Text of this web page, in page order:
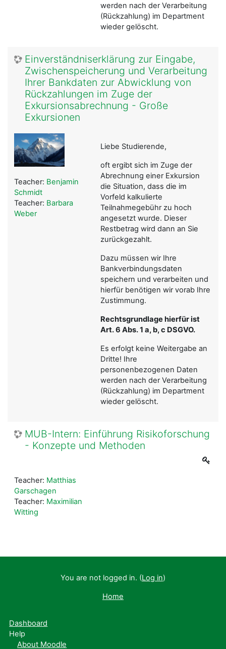
werden nach der Verarbeitung
(Rückzahlung) im Department
wieder gelöscht.
Einverständniserklärung zur Eingabe,
Zwischenspeicherung und Verarbeitung
Ihrer Bankdaten zur Abwicklung von
Rückzahlungen im Zuge der
Exkursionsabrechnung - Große
Exkursionen
Liebe Studierende,
oft ergibt sich im Zuge der
Abrechnung einer Exkursion
die Situation, dass die im
Vorfeld kalkulierte
Teilnahmegebühr zu hoch
angesetzt wurde. Dieser
Restbetrag wird dann an Sie
zurückgezahlt.
Dazu müssen wir Ihre
Bankverbindungsdaten
speichern und verarbeiten und
hierfür benötigen wir vorab Ihre
Zustimmung.
Rechtsgrundlage hierfür ist
Art. 6 Abs. 1 a, b, c DSGVO.
Es erfolgt keine Weitergabe an
Dritte! Ihre
personenbezogenen Daten
werden nach der Verarbeitung
(Rückzahlung) im Department
wieder gelöscht.
Teacher: Benjamin
Schmidt
Teacher: Barbara
Weber
MUB-Intern: Einführung Risikoforschung
- Konzepte und Methoden
Teacher: Matthias
Garschagen
Teacher: Maximilian
Witting
You are not logged in. (Log in)
Home
Dashboard
Help
About Moodle